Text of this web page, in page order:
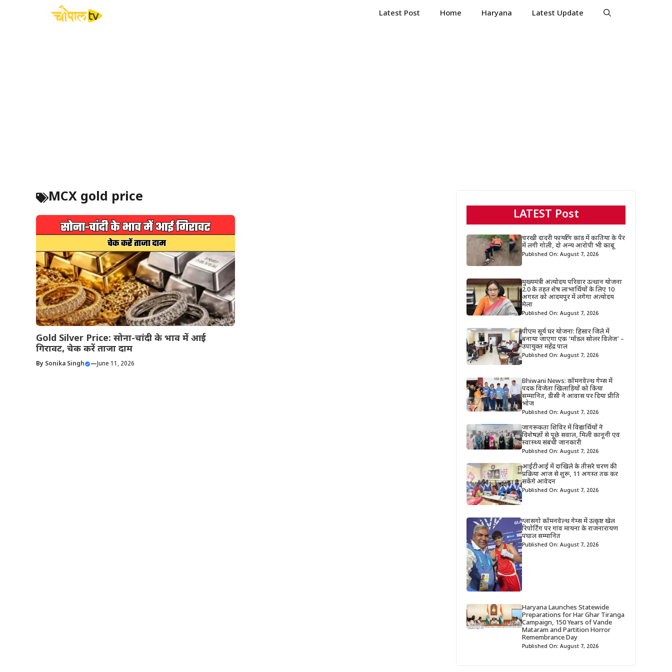
Latest Post Home Haryana Latest Update
MCX gold price
Gold Silver Price: सोना-चांदी के भाव में आई
गिरावट, चेक करें ताजा दाम
By Sonika Singh —June 11, 2026
LATEST Post
चरखी दादरी फायरिंग कांड में कातिया के पैर
में लगी गोली, दो अन्य आरोपी भी काबू
Published On: August 7, 2026
मुख्यमंत्री अंत्योदय परिवार उत्थान योजना
2.0 के तहत शेष लाभार्थियों के लिए 10
अगस्त को आदमपुर में लगेगा अंत्योदय
मेला
Published On: August 7, 2026
पीएम सूर्य घर योजना: हिसार जिले में
बनाया जाएगा एक ‘मॉडल सोलर विलेज’ –
उपायुक्त महेंद्र पाल
Published On: August 7, 2026
Bhiwani News: कॉमनवेल्थ गेम्स में
पदक विजेता खिलाड़ियों को किया
सम्मानित, डीसी ने आवास पर दिया प्रीति
भोज
Published On: August 7, 2026
जागरूकता शिविर में विद्यार्थियों ने
विशेषज्ञों से पूछे सवाल, मिली कानूनी एवं
स्वास्थ्य संबंधी जानकारी
Published On: August 7, 2026
आईटीआई में दाखिले के तीसरे चरण की
प्रक्रिया आज से शुरू, 11 अगस्त तक कर
सकेंगे आवेदन
Published On: August 7, 2026
ग्लासगो कॉमनवेल्थ गेम्स में उत्कृष्ट खेल
रिपोर्टिंग पर गांव मायना के राजनारायण
पंघाल सम्मानित
Published On: August 7, 2026
Haryana Launches Statewide
Preparations for Har Ghar Tiranga
Campaign, 150 Years of Vande
Mataram and Partition Horror
Remembrance Day
Published On: August 7, 2026